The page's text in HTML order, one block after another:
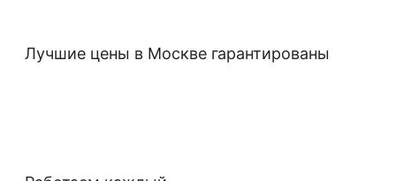
Лучшие цены в Москве гарантированы